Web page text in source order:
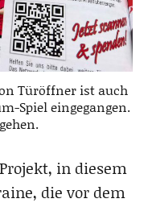
Türöffner ist auch
Spiel eingegangen.
in diesem
die vor dem